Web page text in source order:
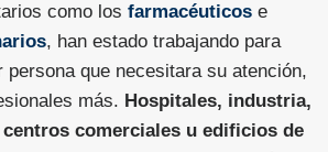
como los farmacéuticos e
, han estado trabajando para
persona que necesitara su atención,
más. Hospitales, industria,
comerciales u edificios de